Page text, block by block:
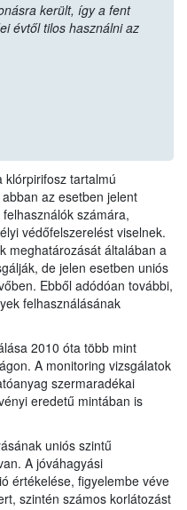
került, így a fent
évtől tilos használni az
klórpirifosz tartalmú
az esetben jelent
számára,
védőfelszerelést viselnek.
meghatározását általában a
de jelen esetben uniós
Ebből adódóan további,
felhasználásának
2010 óta több mint
A monitoring vizsgálatok
szermaradékai
eredetű mintában is
uniós szintű
A jóváhagyási
értékelése, figyelembe véve
szintén számos korlátozást